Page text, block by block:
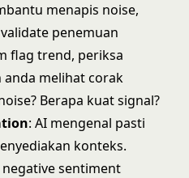
menapis noise,
penemuan
flag trend, periksa
anda melihat corak
Berapa kuat signal?
: AI mengenal pasti
konteks.
sentiment